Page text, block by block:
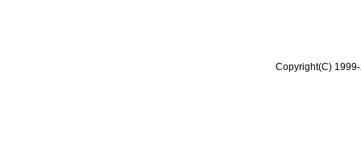
Copyright(C)